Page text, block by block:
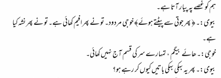
ہم کو غصے پہ پیار آتا ہے۔
بیوی:۔ ﴿ پھر جوتی سے پیٹتے ہوئے﴾ خوجی مردود۔ تو نے پھر افیم کھائی ہے۔ تو نے پھر نشہ کیا
ہے۔
خوجی:۔ ھائے بیگم ، تمہارے سر کی قسم آج نہیں کھائی۔
بیوی:۔ پھر یہ بہکی بہکی باتیں کیوں کر رہے ہو؟